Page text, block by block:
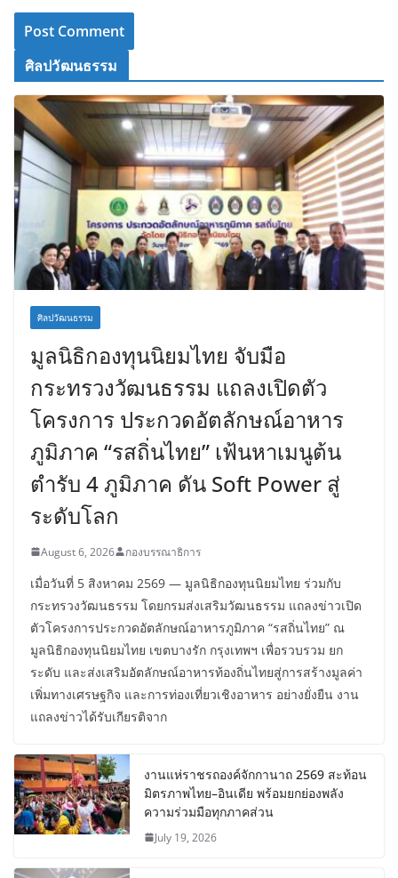
ศิลปวัฒนธรรม
ศิลปวัฒนธรรม
มูลนิธิกองทุนนิยมไทย จับมือ
กระทรวงวัฒนธรรม แถลงเปิดตัว
โครงการ ประกวดอัตลักษณ์อาหาร
ภูมิภาค “รสถิ่นไทย” เฟ้นหาเมนูต้น
ตำรับ 4 ภูมิภาค ดัน Soft Power สู่
ระดับโลก
August 6, 2026 กองบรรณาธิการ
เมื่อวันที่ 5 สิงหาคม 2569 — มูลนิธิกองทุนนิยมไทย ร่วมกับ
กระทรวงวัฒนธรรม โดยกรมส่งเสริมวัฒนธรรม แถลงข่าวเปิด
ตัวโครงการประกวดอัตลักษณ์อาหารภูมิภาค “รสถิ่นไทย” ณ
มูลนิธิกองทุนนิยมไทย เขตบางรัก กรุงเทพฯ เพื่อรวบรวม ยก
ระดับ และส่งเสริมอัตลักษณ์อาหารท้องถิ่นไทยสู่การสร้างมูลค่า
เพิ่มทางเศรษฐกิจ และการท่องเที่ยวเชิงอาหาร อย่างยั่งยืน งาน
แถลงข่าวได้รับเกียรติจาก
งานแห่ราชรถองค์จักกานาถ 2569 สะท้อน
มิตรภาพไทย–อินเดีย พร้อมยกย่องพลัง
ความร่วมมือทุกภาคส่วน
July 19, 2026